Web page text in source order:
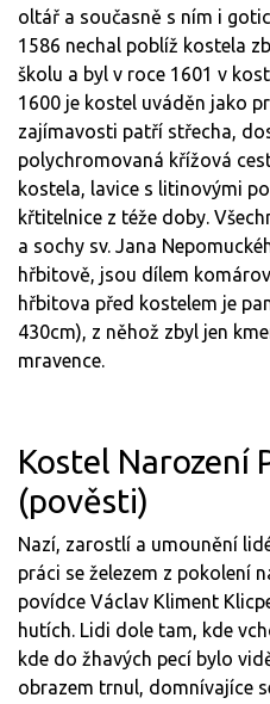
oltář a současně s ním i
1586 nechal poblíž kostela
školu a byl v roce 1601 v
1600 je kostel uváděn jako
zajímavosti patří střecha,
polychromovaná křížová
kostela, lavice s litinovými
křtitelnice z téže doby.
a sochy sv. Jana
hřbitově, jsou dílem
hřbitova před kostelem je
430cm), z něhož zbyl jen
mravence.
Kostel Narození
(pověsti)
Nazí, zarostlí a umounění
práci se železem z pokolení
povídce Václav Kliment
hutích. Lidi dole tam, kde
kde do žhavých pecí bylo
obrazem trnul, domnívajíce